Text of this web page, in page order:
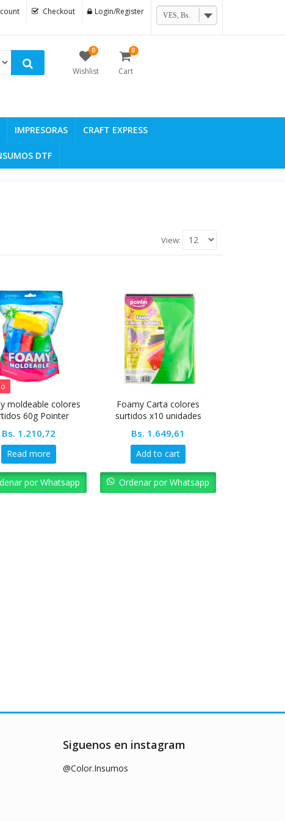
Checkout Login/Register VES, Bs.
0
Wishlist
0
Cart
IMPRESORAS CRAFT EXPRESS
DTF
View:
moldeable colores
60g Pointer
Bs. 1.210,72
Read more
por Whatsapp
Foamy Carta colores
surtidos x10 unidades
Bs. 1.649,61
Add to cart
Ordenar por Whatsapp
Siguenos en instagram
@Color.Insumos